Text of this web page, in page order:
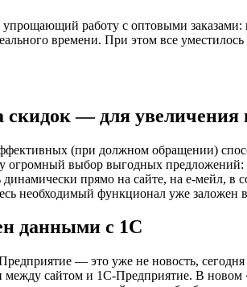
работу с оптовыми заказами:
времени. При этом все
скидок — для увеличения
(при должном обращении)
огромный выбор выгодных
прямо на сайте, на е-мейл,
необходимый функционал уже заложен
данными с 1С
— это уже не новость,
сайтом и 1С-Предприятие. В новом